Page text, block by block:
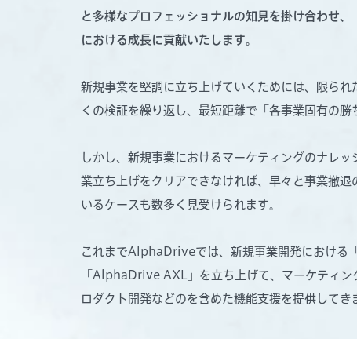
と多様なプロフェッショナルの知見を掛け合わせ
における成長に貢献いたします。
新規事業を堅調に立ち上げていくためには、限ら
くの検証を繰り返し、最短距離で「各事業固有の勝
しかし、新規事業におけるマーケティングのナレ
業立ち上げをクリアできなければ、早々と事業撤
いるケースも数多く見受けられます。
これまでAlphaDriveでは、新規事業開発における
「AlphaDrive AXL」を立ち上げて、マーケティ
ロダクト開発などのを含めた機能支援を提供してき